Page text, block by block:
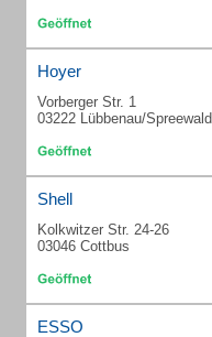
Hoyer
Vorberger Str. 1
03222 Lübbenau/Spreewald
Shell
Kolkwitzer Str. 24-26
03046 Cottbus
ESSO